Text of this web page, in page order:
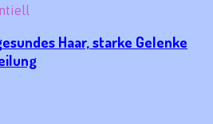
Haar, starke Gelenke